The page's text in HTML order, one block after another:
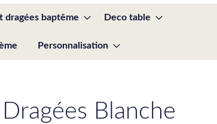
dragées baptême Deco table
Personnalisation
Blanche